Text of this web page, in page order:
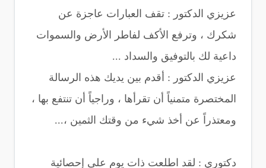
عزيزي الدكتور : تقف العبارات عاجزة عن
شكرك ، وترفع الأكف لفاطر الأرض والسموات
داعية لك بالتوفيق والسداد ...
عزيزي الدكتور : أقدم بين يديك هذه الرسالة
المختصرة متمنياً أن تقرأها ، وراجياً أن تنتفع بها ،
ومعتذراً عن أخذ شيء من وقتك الثمين ،...
دكتوري : لقد اطلعت ذات يوم على إحصائية